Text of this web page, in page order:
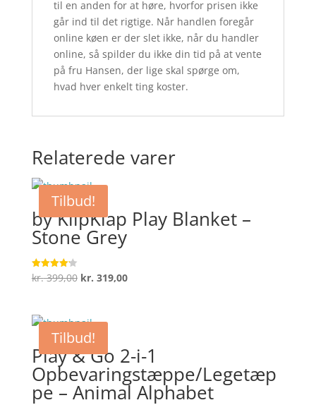
til en anden for at høre, hvorfor prisen ikke
går ind til det rigtige. Når handlen foregår
online køen er der slet ikke, når du handler
online, så spilder du ikke din tid på at vente
på fru Hansen, der lige skal spørge om,
hvad hver enkelt ting koster.
Relaterede varer
Tilbud!
by KlipKlap Play Blanket –
Stone Grey
Vurderet
4.2
kr.399,00 Den
var:
kr. 399,00.
kr. 319,00Den
Tilbud!
Play & Go 2-i-1
Opbevaringstæppe/Legetæp
pe – Animal Alphabet